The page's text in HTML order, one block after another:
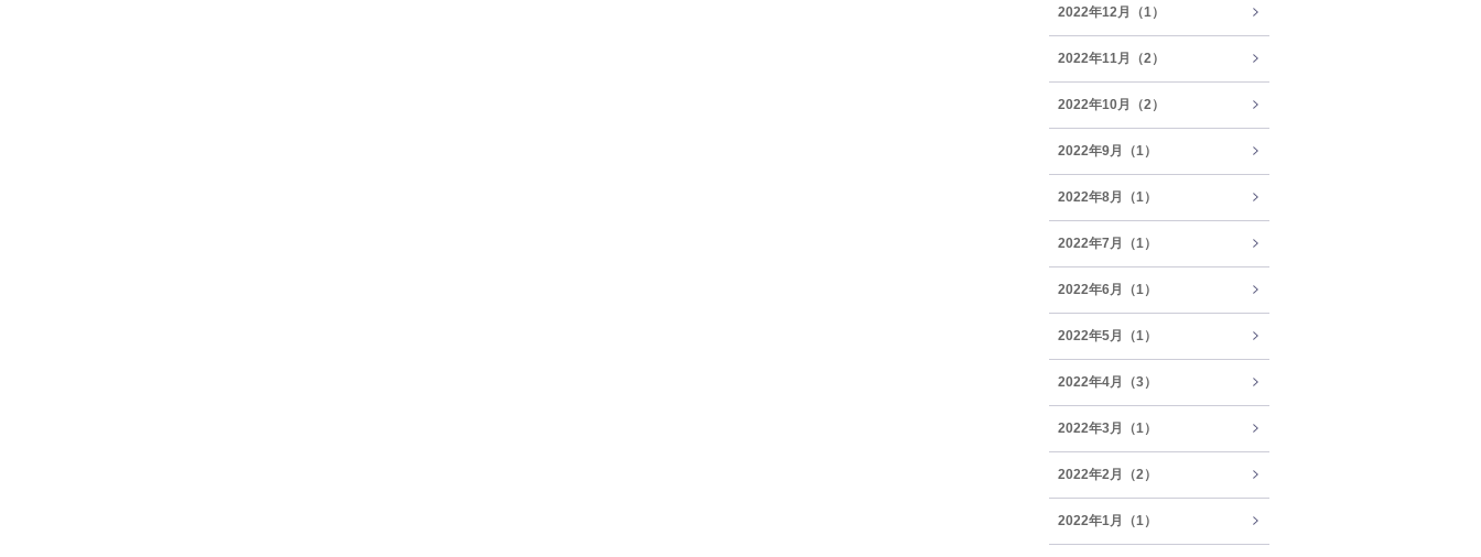
2022年12月（1）
2022年11月（2）
2022年10月（2）
2022年9月（1）
2022年8月（1）
2022年7月（1）
2022年6月（1）
2022年5月（1）
2022年4月（3）
2022年3月（1）
2022年2月（2）
2022年1月（1）